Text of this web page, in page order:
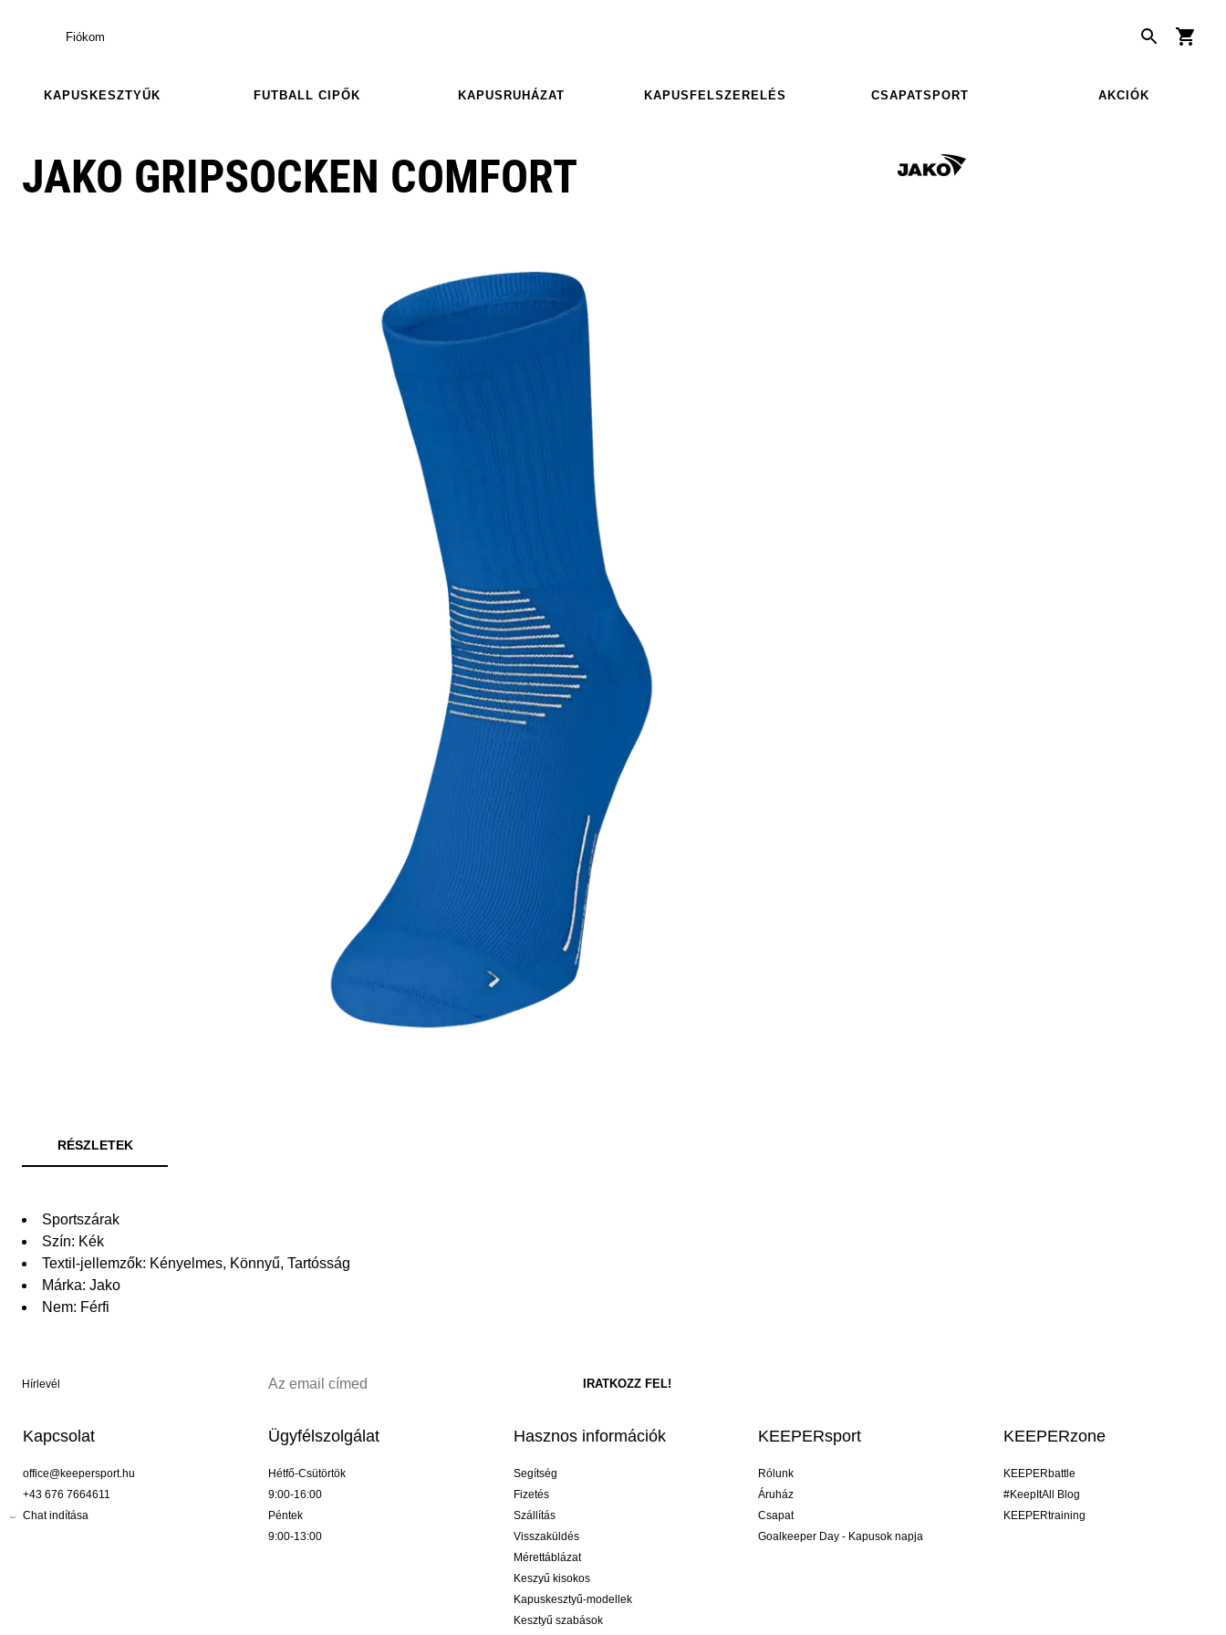
Fiókom
KAPUSKESZTYŰK FUTBALL CIPŐK KAPUSRUHÁZAT KAPUSFELSZERELÉS CSAPATSPORT AKCIÓK
JAKO GRIPSOCKEN COMFORT
RÉSZLETEK
Sportszárak
Szín: Kék
Textil-jellemzők: Kényelmes, Könnyű, Tartósság
Márka: Jako
Nem: Férfi
Hírlevél
Kapcsolat
office@keepersport.hu
+43 676 7664611
Chat indítása
Ügyfélszolgálat
Hétfő-Csütörtök
9:00-16:00
Péntek
9:00-13:00
Hasznos információk
Segítség
Fizetés
Szállítás
Visszaküldés
Mérettáblázat
Keszyű kisokos
Kapuskesztyű-modellek
Kesztyű szabások
KEEPERsport
Rólunk
Áruház
Csapat
Goalkeeper Day - Kapusok napja
KEEPERzone
KEEPERbattle
#KeepItAll Blog
KEEPERtraining